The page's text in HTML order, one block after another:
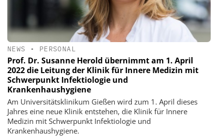
NEWS • PERSONAL
Prof. Dr. Susanne Herold übernimmt am 1. April
2022 die Leitung der Klinik für Innere Medizin mit
Schwerpunkt Infektiologie und
Krankenhaushygiene
Am Universitätsklinikum Gießen wird zum 1. April dieses
Jahres eine neue Klinik entstehen, die Klinik für Innere
Medizin mit Schwerpunkt Infektiologie und
Krankenhaushygiene.